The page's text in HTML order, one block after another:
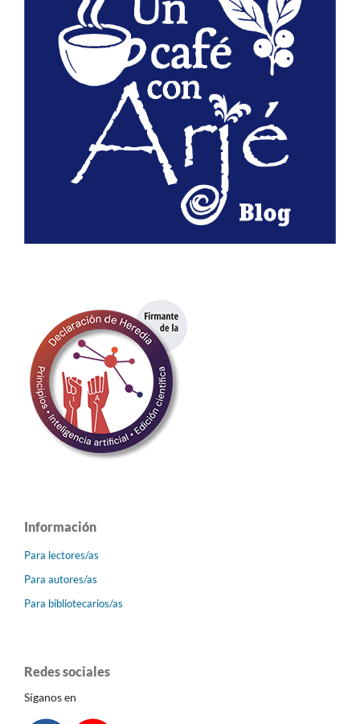
Información
Para lectores/as
Para autores/as
Para bibliotecarios/as
Redes sociales
Síganos en